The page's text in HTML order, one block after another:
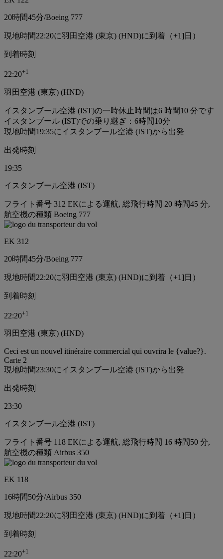
20時間45分/Boeing 777
現地時間22:20に羽田空港 (東京) (HND)に到着（+1]日）
到着時刻
22:20+1
羽田空港 (東京) (HND)
イスタンブール空港 (IST)の一時休止時間は6 時間10 分です
イスタンブール (IST)での乗り継ぎ：6時間10分
現地時間19:35にイスタンブール空港 (IST)から出発
出発時刻
19:35
イスタンブール空港 (IST)
フライト番号 312 EKによる運航, 総飛行時間 20 時間45 分,
航空機の種類 Boeing 777
EK 312
20時間45分/Boeing 777
現地時間22:20に羽田空港 (東京) (HND)に到着（+1]日）
到着時刻
22:20+1
羽田空港 (東京) (HND)
Ceci est un nouvel itinéraire commercial qui ouvrira le {value?}.
Carte 2
現地時間23:30にイスタンブール空港 (IST)から出発
出発時刻
23:30
イスタンブール空港 (IST)
フライト番号 118 EKによる運航, 総飛行時間 16 時間50 分,
航空機の種類 Airbus 350
EK 118
16時間50分/Airbus 350
現地時間22:20に羽田空港 (東京) (HND)に到着（+1]日）
到着時刻
22:20+1